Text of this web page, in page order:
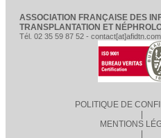
ASSOCIATION FRANÇAISE DES
TRANSPLANTATION ET
Tél. 02 35 59 87 52 - contact[at]afidtn.com
POLITIQUE DE
MENTIONS